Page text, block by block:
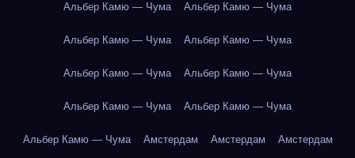
Альбер Камю — Чума Альбер Камю — Чума
Альбер Камю — Чума Альбер Камю — Чума
Альбер Камю — Чума Альбер Камю — Чума
Альбер Камю — Чума Альбер Камю — Чума
Альбер Камю — Чума Амстердам Амстердам Амстердам